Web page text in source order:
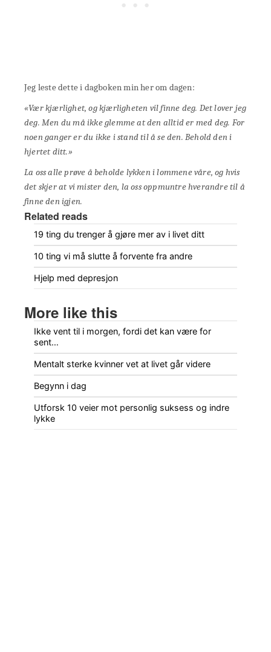
Jeg leste dette i dagboken min her om dagen:
«Vær kjærlighet, og kjærligheten vil finne deg. Det lover jeg
deg. Men du må ikke glemme at den alltid er med deg. For
noen ganger er du ikke i stand til å se den. Behold den i
hjertet ditt.»
La oss alle prøve å beholde lykken i lommene våre, og hvis
det skjer at vi mister den, la oss oppmuntre hverandre til å
finne den igjen.
Related reads
19 ting du trenger å gjøre mer av i livet ditt
10 ting vi må slutte å forvente fra andre
Hjelp med depresjon
More like this
Ikke vent til i morgen, fordi det kan være for
sent…
Mentalt sterke kvinner vet at livet går videre
Begynn i dag
Utforsk 10 veier mot personlig suksess og indre
lykke